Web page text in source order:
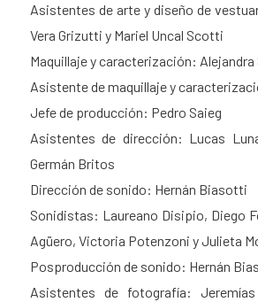
Asistentes de arte y diseño de
Vera Grizutti y Mariel Uncal Scotti
Maquillaje y caracterización: Alejandra
Asistente de maquillaje y
Jefe de producción: Pedro Saieg
Asistentes de dirección: Lucas
Germán Britos
Dirección de sonido: Hernán Biasotti
Sonidistas: Laureano Disipio, Diego
Agüero, Victoria Potenzoni y Julieta
Posproducción de sonido: Hernán
Asistentes de fotografía: